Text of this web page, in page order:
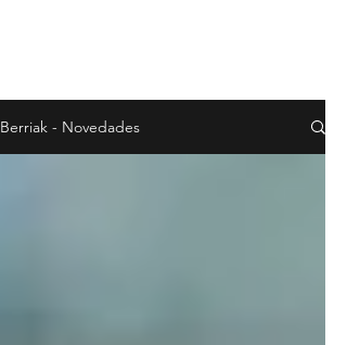
Berriak - Novedades